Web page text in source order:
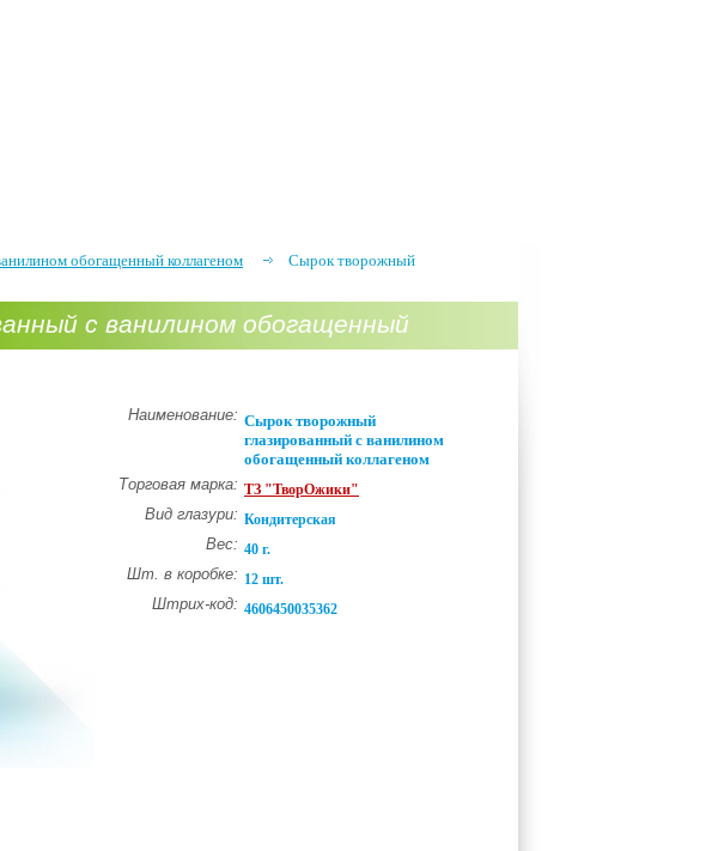
обогащенный коллагеном
Сырок творожный
с ванилином обогащенный
Наименование: Сырок творожный
глазированный с ванилином
обогащенный коллагеном
Торговая марка: ТЗ "ТворОжики"
Вид глазури: Кондитерская
Вес: 40 г.
Шт. в коробке: 12 шт.
Штрих-код: 4606450035362